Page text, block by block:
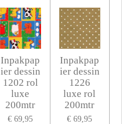
Inpakpap
ier dessin
1202 rol
luxe
200mtr
€ 69,95
Inpakpap
ier dessin
1226
luxe rol
200mtr
€ 69,95